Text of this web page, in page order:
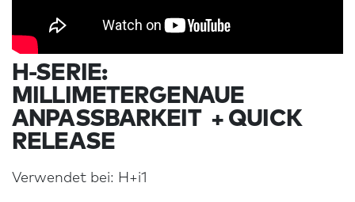
H-SERIE:
MILLIMETERGENAUE
ANPASSBARKEIT + QUICK
RELEASE
Verwendet bei: H+i1